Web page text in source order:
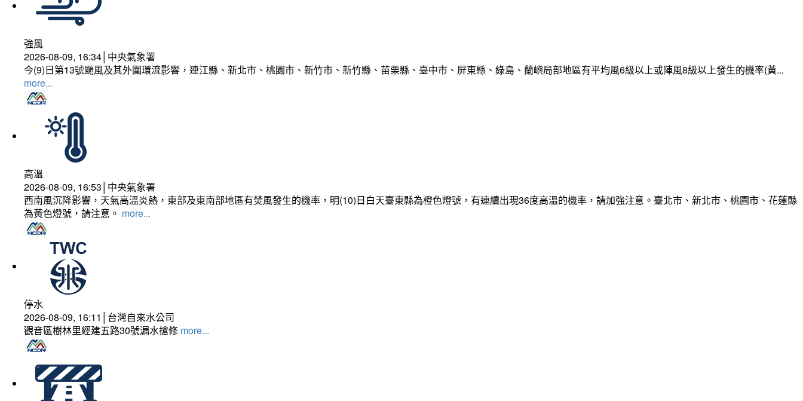
強風
2026-08-09, 16:34│中央氣象署
今(9)日第13號颱風及其外圍環流影響，連江縣、新北市、桃園市、新竹市、新竹縣、苗栗縣、臺中市、屏東縣、綠島、蘭嶼局部地區有平均風6級以上或陣風8級以上發生的機率(黃...
more...
高溫
2026-08-09, 16:53│中央氣象署
西南風沉降影響，天氣高溫炎熱，東部及東南部地區有焚風發生的機率，明(10)日白天臺東縣為橙色燈號，有連續出現36度高溫的機率，請加強注意。臺北市、新北市、桃園市、花蓮縣
為黃色燈號，請注意。 more...
停水
2026-08-09, 16:11│台灣自來水公司
觀音區樹林里經建五路30號漏水搶修 more...